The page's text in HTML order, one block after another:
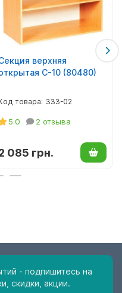
верхняя
С-10 (80480)
333-02
5.0 2 отзыва
085 грн.
- подпишитесь на
скидки, акции.